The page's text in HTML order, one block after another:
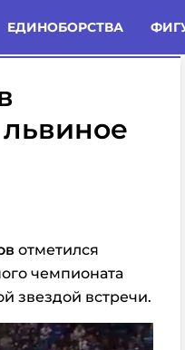
ЕДИНОБОРСТВА
отметился
чемпионата
звездой встречи.